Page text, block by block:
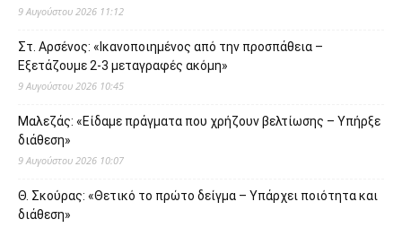
9 Αυγούστου 2026 11:12
Στ. Αρσένος: «Ικανοποιημένος από την προσπάθεια –
Εξετάζουμε 2-3 μεταγραφές ακόμη»
9 Αυγούστου 2026 10:45
Μαλεζάς: «Είδαμε πράγματα που χρήζουν βελτίωσης – Υπήρξε
διάθεση»
9 Αυγούστου 2026 10:07
Θ. Σκούρας: «Θετικό το πρώτο δείγμα – Υπάρχει ποιότητα και
διάθεση»